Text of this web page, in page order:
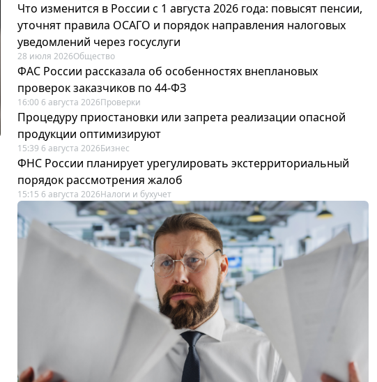
Что изменится в России с 1 августа 2026 года: повысят пенсии,
уточнят правила ОСАГО и порядок направления налоговых
уведомлений через госуслуги
28 июля 2026Общество
ФАС России рассказала об особенностях внеплановых
проверок заказчиков по 44-ФЗ
16:00 6 августа 2026Проверки
Процедуру приостановки или запрета реализации опасной
продукции оптимизируют
15:39 6 августа 2026Бизнес
ФНС России планирует урегулировать экстерриториальный
порядок рассмотрения жалоб
15:15 6 августа 2026Налоги и бухучет